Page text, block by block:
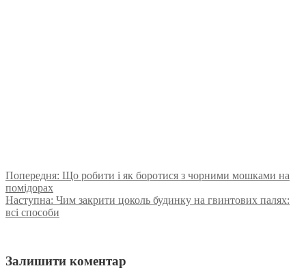
Попередня: Що робити і як боротися з чорними мошками на
помідорах
Наступна: Чим закрити цоколь будинку на гвинтових палях:
всі способи
Залишити коментар